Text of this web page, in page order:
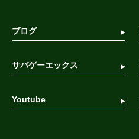
ブログ
サバゲーエックス
Youtube